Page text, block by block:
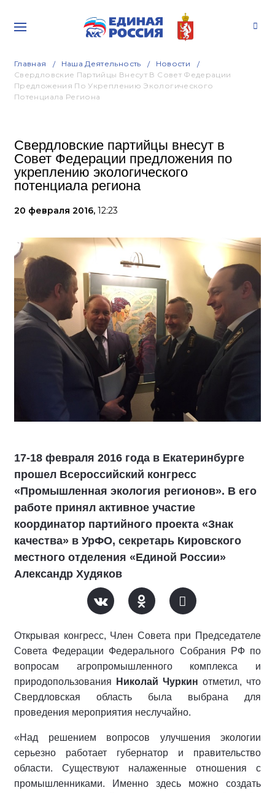
Главная Наша Деятельность
Новости
Свердловские Партийцы Внесут В Совет Федерации
Предложения По Укреплению Экологического
Потенциала Региона
Свердловские партийцы внесут в
Совет Федерации предложения по
укреплению экологического
потенциала региона
20 февраля 2016, 12:23
17-18 февраля 2016 года в Екатеринбурге
прошел Всероссийский конгресс
«Промышленная экология регионов». В его
работе принял активное участие
координатор партийного проекта «Знак
качества» в УрФО, секретарь Кировского
местного отделения «Единой России»
Александр Худяков
Открывая конгресс, Член Совета при Председателе
Совета Федерации Федерального Собрания РФ по
вопросам агропромышленного комплекса и
природопользования
Николай Чуркин отметил, что
Свердловская область была выбрана для
проведения мероприятия неслучайно.
«Над решением вопросов улучшения экологии
серьезно работает губернатор и правительство
области. Существуют налаженные отношения с
промышленниками. Именно здесь можно создать